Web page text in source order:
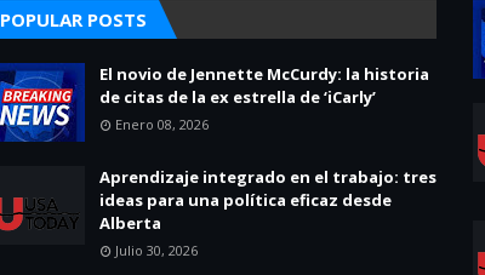
POPULAR POSTS
El novio de Jennette McCurdy: la historia
de citas de la ex estrella de ‘iCarly’
Enero 08, 2026
Aprendizaje integrado en el trabajo: tres
ideas para una política eficaz desde
Alberta
Julio 30, 2026